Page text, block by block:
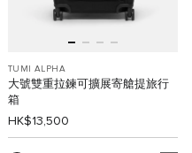
TUMI ALPHA
大號雙重拉鍊可擴展寄艙提旅行
箱
HK$13,500